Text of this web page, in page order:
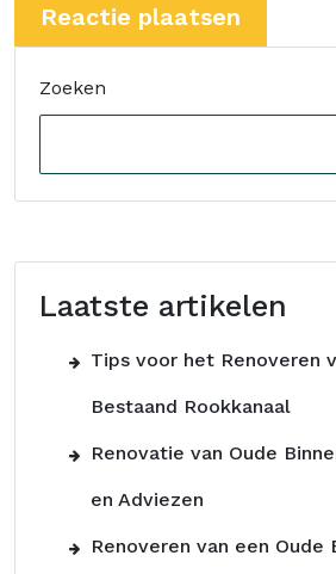
Zoeken
Laatste artikelen
Tips voor het Renoveren
Bestaand Rookkanaal
Renovatie van Oude
en Adviezen
Renoveren van een Oude